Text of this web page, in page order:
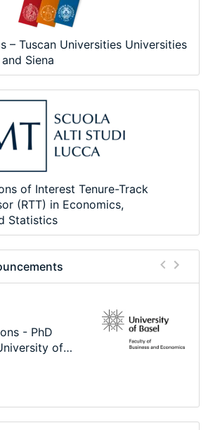
– Tuscan Universities Universities
Siena
of Interest Tenure-Track
(RTT) in Economics,
Statistics
in-Differences:
Solutions -…
- PhD
of
Master's
Economics
Economics
– Tax Modelling